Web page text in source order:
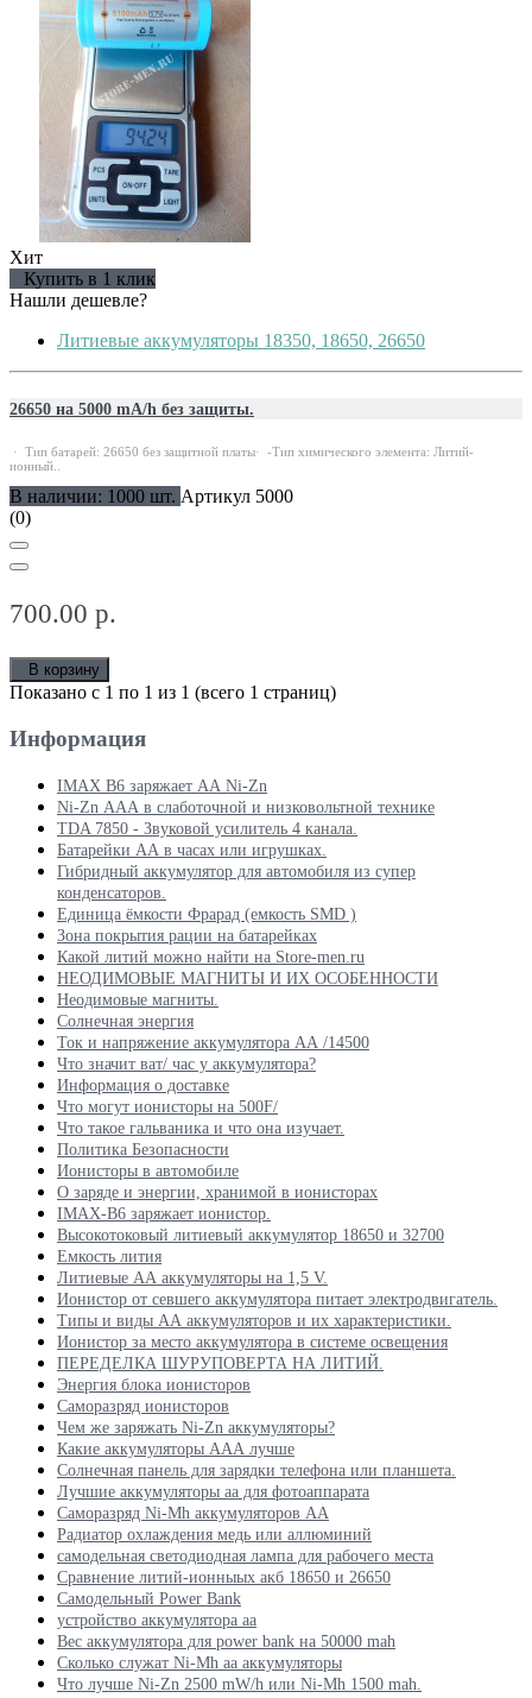
Хит
Купить в 1 клик
Нашли дешевле?
Литиевые аккумуляторы 18350, 18650, 26650
26650 на 5000 mA/h без защиты.
· Тип батарей: 26650 без защитной платы· -Тип химического элемента: Литий-
ионный..
В наличии: 1000 шт. Артикул 5000
(0)
700.00 р.
В корзину
Показано с 1 по 1 из 1 (всего 1 страниц)
Информация
IMAX B6 заряжает АА Ni-Zn
Ni-Zn ААА в слаботочной и низковольтной технике
TDA 7850 - Звуковой усилитель 4 канала.
Батарейки АА в часах или игрушках.
Гибридный аккумулятор для автомобиля из супер
конденсаторов.
Единица ёмкости Фрарад (емкость SMD )
Зона покрытия рации на батарейках
Какой литий можно найти на Store-men.ru
НЕОДИМОВЫЕ МАГНИТЫ И ИХ ОСОБЕННОСТИ
Неодимовые магниты.
Солнечная энергия
Ток и напряжение аккумулятора АА /14500
Что значит ват/ час у аккумулятора?
Информация о доставке
Что могут ионисторы на 500F/
Что такое гальваника и что она изучает.
Политика Безопасности
Ионисторы в автомобиле
О заряде и энергии, хранимой в ионисторах
IMAX-B6 заряжает ионистор.
Высокотоковый литиевый аккумулятор 18650 и 32700
Емкость лития
Литиевые АА аккумуляторы на 1,5 V.
Ионистор от севшего аккумулятора питает электродвигатель.
Типы и виды АА аккумуляторов и их характеристики.
Ионистор за место аккумулятора в системе освещения
ПЕРЕДЕЛКА ШУРУПОВЕРТА НА ЛИТИЙ.
Энергия блока ионисторов
Саморазряд ионисторов
Чем же заряжать Ni-Zn аккумуляторы?
Какие аккумуляторы ААА лучше
Солнечная панель для зарядки телефона или планшета.
Лучшие аккумуляторы аа для фотоаппарата
Саморазряд Ni-Mh аккумуляторов АА
Радиатор охлаждения медь или аллюминий
самодельная светодиодная лампа для рабочего места
Сравнение литий-ионныых акб 18650 и 26650
Самодельный Power Bank
устройство аккумулятора аа
Вес аккумулятора для power bank на 50000 mah
Сколько служат Ni-Mh aa аккумуляторы
Что лучше Ni-Zn 2500 mW/h или Ni-Mh 1500 mah.